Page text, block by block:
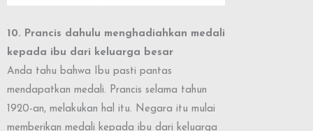
10. Prancis dahulu menghadiahkan medali
kepada ibu dari keluarga besar
Anda tahu bahwa Ibu pasti pantas
mendapatkan medali. Prancis selama tahun
1920-an, melakukan hal itu. Negara itu mulai
memberikan medali kepada ibu dari keluarga